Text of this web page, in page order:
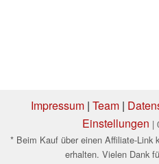
Impressum| Team|
Einstellungen |
* Beim Kauf über einen Affiliate-Link
erhalten. Vielen Dank